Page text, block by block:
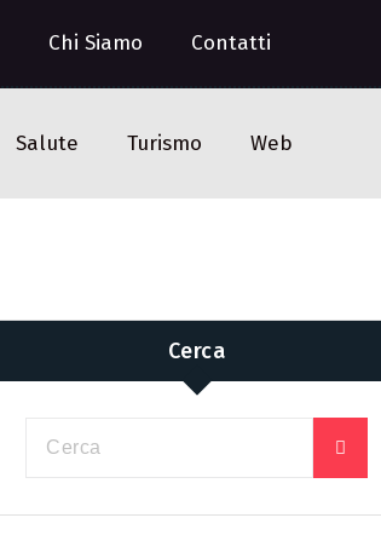
Chi Siamo Contatti
Salute Turismo Web
Cerca